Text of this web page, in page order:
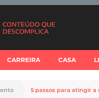
CARREIRA CASA
5 passos para atingir a